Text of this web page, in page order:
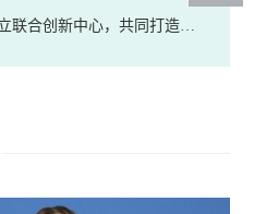
心，共同打造面向国产 MCU 芯片的嵌入式操作系统